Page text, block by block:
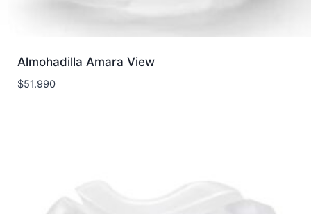
Almohadilla Amara View
$51.990